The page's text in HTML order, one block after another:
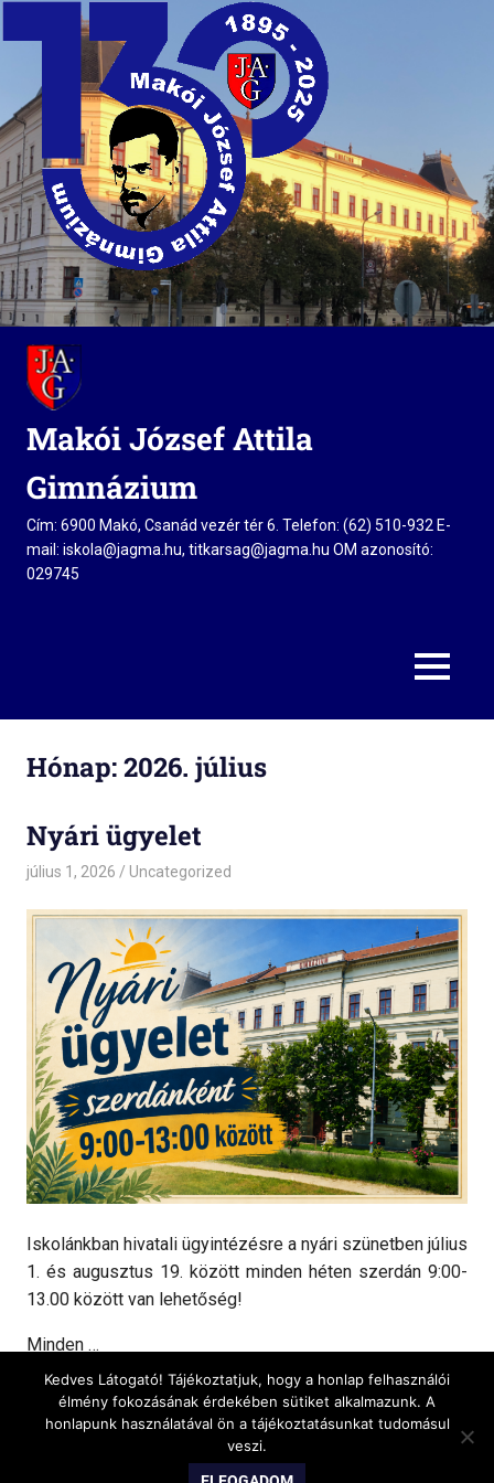
Skip
content
Makói József Attila
Gimnázium
Cím: 6900 Makó, Csanád vezér tér 6. Telefon: (62) 510-932 E-
mail: iskola@jagma.hu, titkarsag@jagma.hu OM azonosító:
029745
MENU
Hónap:2026. július
Nyári ügyelet
július 1, 2026 admin
Uncategorized
Iskolánkban hivatali ügyintézésre a nyári szünetben július
1. és augusztus 19. között minden héten szerdán 9:00-
13.00 között van lehetőség!
Minden …
BŐVEBBEN...
WordPress Theme: Gridbox by ThemeZee.
Kedves Látogató! Tájékoztatjuk, hogy a honlap felhasználói
élmény fokozásának érdekében sütiket alkalmazunk. A
honlapunk használatával ön a tájékoztatásunkat tudomásul
veszi.